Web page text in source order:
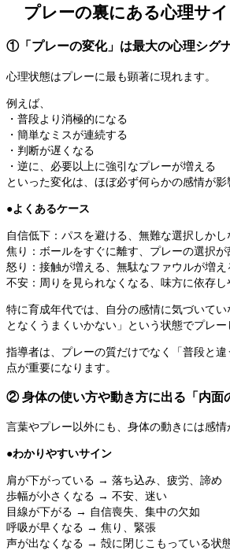
プレーの裏にある心理サ
①「プレーの変化」は最大の心理シグ
心理状態はプレーに最も顕著に現れます。
例えば、
・普段より消極的になる
・簡単なミスが連続する
・判断が遅くなる
・逆に、必要以上に強引なプレーが増える
といった変化は、ほぼ必ず何らかの感情が影
●よくあるケース
自信低下：パスを避ける、無難な選択しかし
焦り：ボールをすぐに離す、プレーの選択が
怒り：接触が増える、無駄なファウルが増え
不安：周りを見られなくなる、味方に依存し
特に育成年代では、自分の感情に気づいて
となくうまくいかない」という状態でプレー
指導者は、プレーの質だけでなく「普段と
点が重要になります。
② 身体の使い方や動き方に出る「内面
言葉やプレー以外にも、身体の動きには感情
●わかりやすいサイン
肩が下がっている → 落ち込み、疲労、諦め
歩幅が小さくなる → 不安、迷い
目線が下がる → 自信喪失、集中の欠如
呼吸が早くなる → 焦り、緊張
声が出なくなる → 殻に閉じこもっている状